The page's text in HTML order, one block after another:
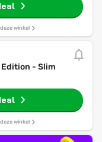
winkel
- Slim
winkel